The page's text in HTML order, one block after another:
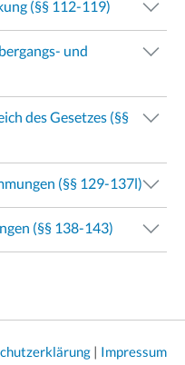
(§§ 112-119)
und
des Gesetzes (§§
(§§ 129-137l)
(§§ 138-143)
| Impressum